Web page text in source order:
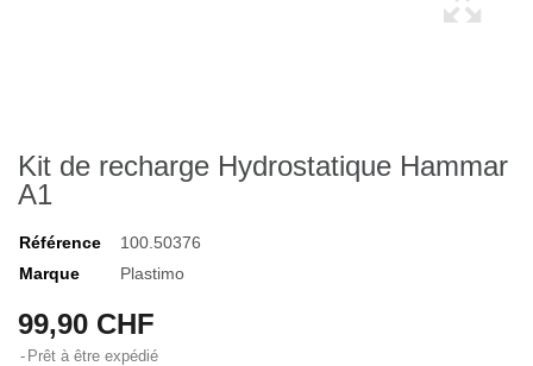
Kit de recharge Hydrostatique Hammar
A1
Référence
100.50376
Marque
Plastimo
99,90 CHF
Prêt à être expédié